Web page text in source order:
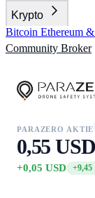
Krypto
Bitcoin Ethereum
Community Broker
PARAZERO AKTIE
0,55 USD
+0,05 USD +9,45